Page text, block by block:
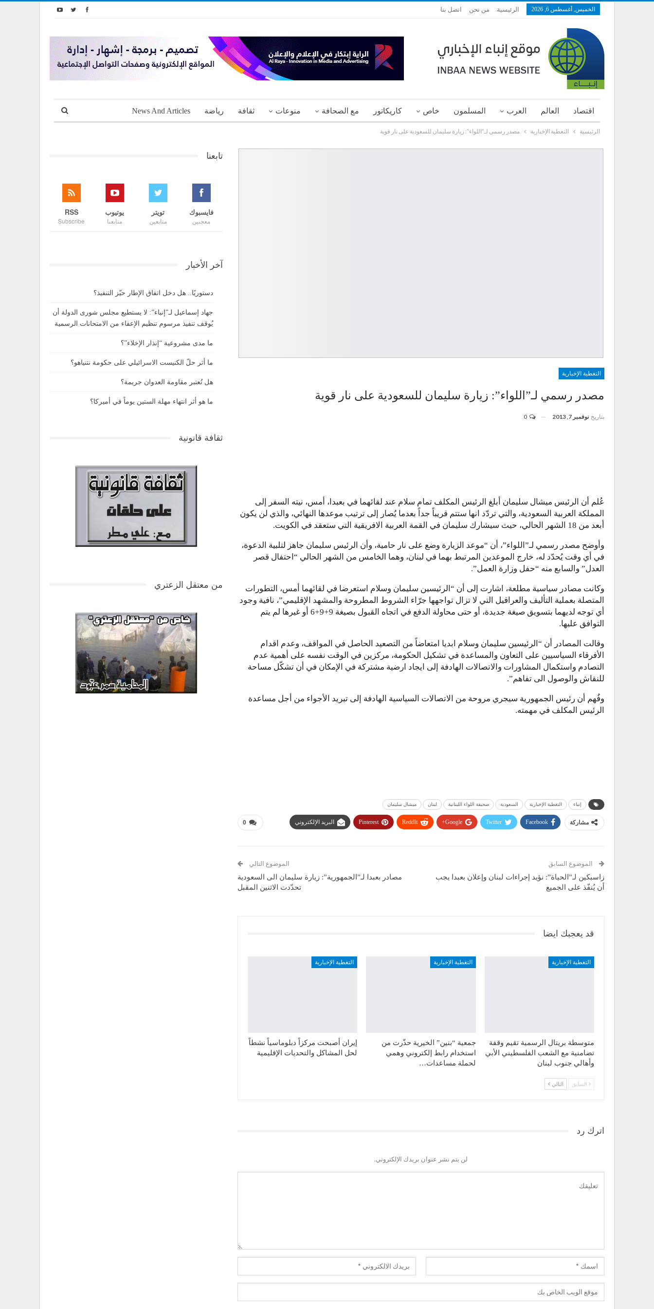
الخميس, أغسطس 6, 2026 الرئيسية من نحن اتصل بنا
اقتصاد العالم العرب المسلمون خاص كاريكاتور مع الصحافة منوعات ثقافة رياضة News And Articles
الرئيسية التغطية الإخبارية مصدر رسمي لـ”اللواء”: زيارة سليمان للسعودية على نار قوية
التغطية الإخبارية
مصدر رسمي لـ”اللواء”: زيارة سليمان للسعودية على نار قوية
بتاريخ نوفمبر 7, 2013
عُلم أن الرئيس ميشال سليمان أبلغ الرئيس المكلف تمام سلام عند لقائهما في بعبدا، أمس، نيته السفر إلى
المملكة العربية السعودية، والتي تردّد انها ستتم قريباً جداً بعدما يُصار إلى ترتيب موعدها النهائي، والذي لن يكون
أبعد من 18 الشهر الحالي، حيث سيشارك سليمان في القمة العربية الافريقية التي ستعقد في الكويت.
وأوضح مصدر رسمي لـ”اللواء”، أن “موعد الزيارة وضع على نار حامية، وأن الرئيس سليمان جاهز لتلبية الدعوة،
في أي وقت يُحدّد له، خارج الموعدين المرتبط بهما في لبنان، وهما الخامس من الشهر الحالي “احتفال قصر
العدل” والسابع منه “حفل وزارة العمل”.
وكانت مصادر سياسية مطلعة، اشارت إلى أن “الرئيسين سليمان وسلام استعرضا في لقائهما أمس، التطورات
المتصلة بعملية التأليف والعراقيل التي لا تزال تواجهها جرّاء الشروط المطروحة والمشهد الإقليمي”، نافية وجود
أي توجه لديهما بتسويق صيغة جديدة، أو حتى محاولة الدفع في اتجاه القبول بصيغة 9+9+6 أو غيرها لم يتم
التوافق عليها.
وقالت المصادر أن “الرئيسين سليمان وسلام ابديا امتعاضاً من التصعيد الحاصل في المواقف، وعدم اقدام
الأفرقاء السياسيين على التعاون والمساعدة في تشكيل الحكومة، مركزين في الوقت نفسه على أهمية عدم
التصادم واستكمال المشاورات والاتصالات الهادفة إلى ايجاد ارضية مشتركة في الإمكان في أن تشكّل مساحة
للنقاش والوصول الى تفاهم”.
وفُهم أن رئيس الجمهورية سيجري مروحة من الاتصالات السياسية الهادفة إلى تبريد الأجواء من أجل مساعدة
الرئيس المكلف في مهمته.
إنباء التغطية الإخبارية السعودية صحيفة اللواء اللبنانية لبنان ميشال سليمان
0 مشاركة Facebook
Twitter
Google+
ReddIt
Pinterest البريد الإلكتروني
الموضوع السابق
زاسبكين لـ”الحياة”: نؤيد إجراءات لبنان وإعلان بعبدا يجب
أن يُنفّذ على الجميع
الموضوع التالي
مصادر بعبدا لـ”الجمهورية”: زيارة سليمان الى السعودية
تحدّدت الاثنين المقبل
قد يعجبك ايضا
التغطية الإخبارية
متوسطة بريتال الرسمية تقيم وقفة
تضامنية مع الشعب الفلسطيني الأبي
وأهالي جنوب لبنان
التغطية الإخبارية
جمعية “بنين” الخيرية حذّرت من
استخدام رابط إلكتروني وهمي
لحملة مساعدات…
التغطية الإخبارية
إيران أصبحت مركزاً دبلوماسياً نشطاً
لحل المشاكل والتحديات الإقليمية
السابق التالي
اترك رد
لن يتم نشر عنوان بريدك الإلكتروني.
تابعنا
فايسبوك
معجبين
تويتر
متابعين
يوتيوب
متابعنا
RSS
Subscribe
آخر الأخبار
دستوريًا.. هل دخل اتفاق الإطار حيّز التنفيذ؟
جهاد إسماعيل لـ”إنباء”: لا يستطيع مجلس شورى الدولة أن
يُوقف تنفيذ مرسوم تنظيم الإعفاء من الامتحانات الرسمية
ما مدى مشروعية “إنذار الإخلاء”؟
ما أثر حلّ الكنيست الاسرائيلي على حكومة نتنياهو؟
هل تُعتبر مقاومة العدوان جريمة؟
ما هو أثر انتهاء مهلة الستين يوماً في أميركا؟
ثقافة قانونية
من معتقل الزعتري